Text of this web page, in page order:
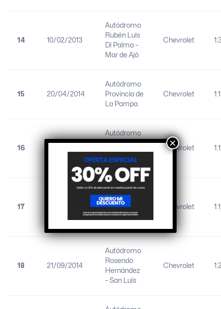
14 10/02/2013
Autódromo
Rubén Luis
Di Palma –
Mar de Ajó
Chevrolet
15 20/04/2014
Autódromo
Provincia de
La Pampa
Chevrolet
16
Autódromo
Oscar
Cabalén –
Alta Gracia
Chevrolet
17
Hermanos
Emiliozzi –
Olavarría
Chevrolet
18 21/09/2014
Autódromo
Rosendo
Hernández
– San Luis
Chevrolet
×